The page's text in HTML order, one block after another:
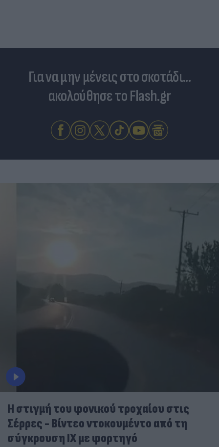
Για να μην μένεις στο σκοτάδι...
ακολούθησε το Flash.gr
Η στιγμή του φονικού τροχαίου στις
Σέρρες - Βίντεο ντοκουμέντο από τη
σύγκρουση ΙΧ με φορτηγό